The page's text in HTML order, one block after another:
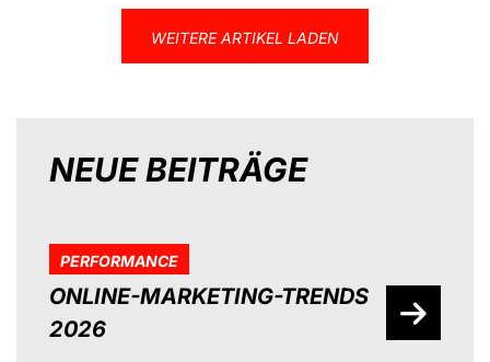
WEITERE ARTIKEL LADEN
NEUE BEITRÄGE
PERFORMANCE
ONLINE-MARKETING-TRENDS
2026